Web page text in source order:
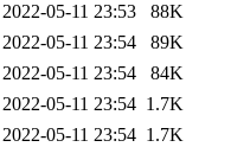
2022-05-11 23:53
88K
2022-05-11 23:54
89K
2022-05-11 23:54
84K
2022-05-11 23:54 1.7K
2022-05-11 23:54 1.7K